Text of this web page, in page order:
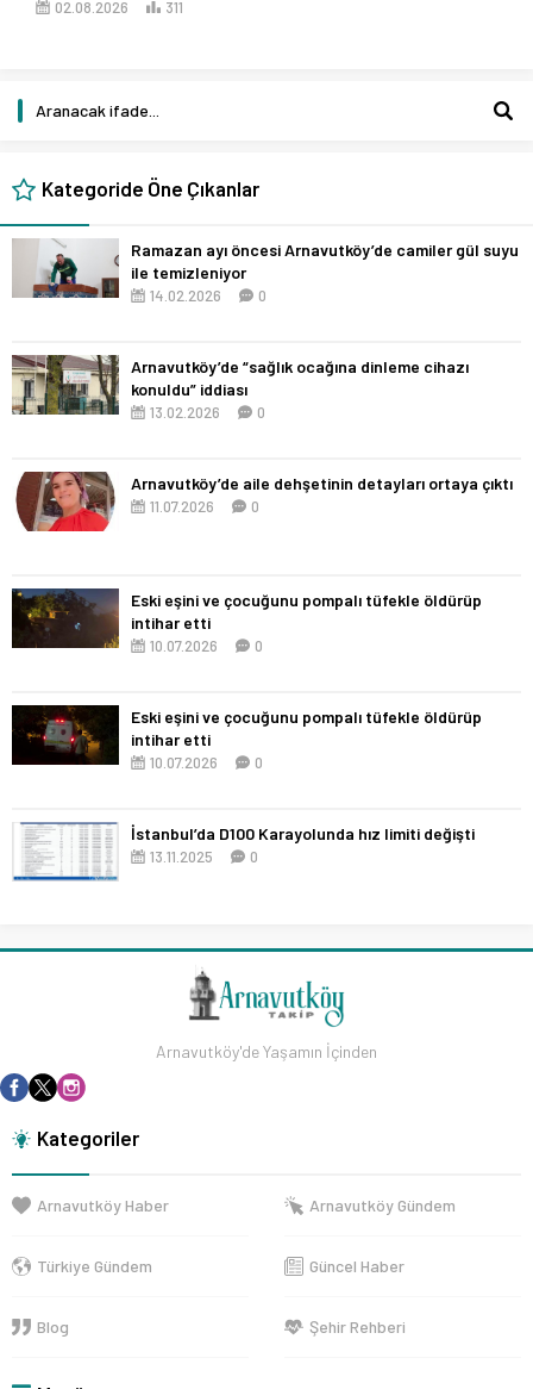
02.08.2026 311
Kategoride Öne Çıkanlar
Ramazan ayı öncesi Arnavutköy’de camiler gül suyu
ile temizleniyor
14.02.2026 0
Arnavutköy’de “sağlık ocağına dinleme cihazı
konuldu” iddiası
13.02.2026 0
Arnavutköy’de aile dehşetinin detayları ortaya çıktı
11.07.2026 0
Eski eşini ve çocuğunu pompalı tüfekle öldürüp
intihar etti
10.07.2026 0
Eski eşini ve çocuğunu pompalı tüfekle öldürüp
intihar etti
10.07.2026 0
İstanbul’da D100 Karayolunda hız limiti değişti
13.11.2025 0
Arnavutköy'de Yaşamın İçinden
Kategoriler
Arnavutköy Haber Arnavutköy Gündem
Türkiye Gündem Güncel Haber
Blog Şehir Rehberi